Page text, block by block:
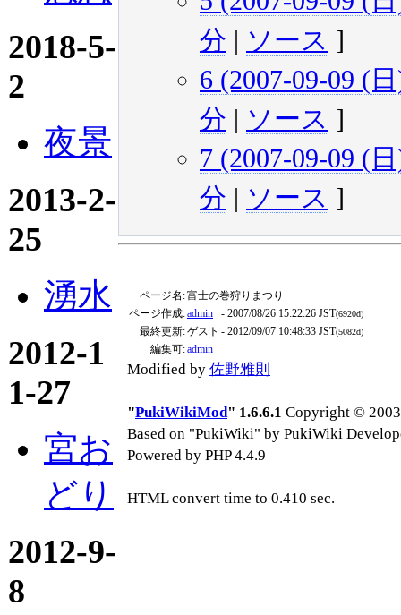
2018-5-
2
夜景
2013-2-
25
湧水
2012-1
1-27
宮お
どり
2012-9-
8
分 | ソース ]
6 (2007-09-09 (
分 | ソース ]
7 (2007-09-09 (
分 | ソース ]
ページ名:富士の巻狩りまつり
ページ作成:admin - 2007/08/26 15:22:26 JST(6920d)
最終更新:ゲスト - 2012/09/07 10:48:33 JST(5082d)
編集可:admin
Modified by 佐野雅則
"PukiWikiMod" 1.6.6.1 Copyright ©
Based on "PukiWiki" by PukiWiki
Powered by PHP 4.4.9
HTML convert time to 0.410 sec.